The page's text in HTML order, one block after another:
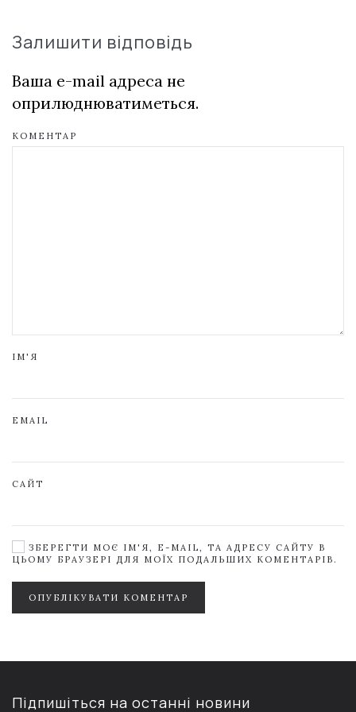
Залишити відповідь
Ваша e-mail адреса не
оприлюднюватиметься.
КОМЕНТАР
ІМ'Я
EMAIL
САЙТ
ЗБЕРЕГТИ МОЄ ІМ'Я, E-MAIL, ТА АДРЕСУ САЙТУ В
ЦЬОМУ БРАУЗЕРІ ДЛЯ МОЇХ ПОДАЛЬШИХ КОМЕНТАРІВ.
ОПУБЛІКУВАТИ КОМЕНТАР
Підпишіться на останні новини